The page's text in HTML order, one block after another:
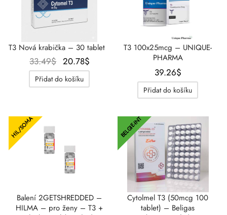
T3 Nová krabička – 30 tablet
33.49$ Původní
cena
byla:
20.78$
Přidat do košíku
T3 100x25mcg – UNIQUE-
PHARMA
39.26$
Přidat do košíku
HIL/SOMA
Balení 2GETSHREDDED –
HILMA – pro ženy – T3 +
BELGIE-INT
Cytolmel T3 (50mcg 100
tablet) – Beligas